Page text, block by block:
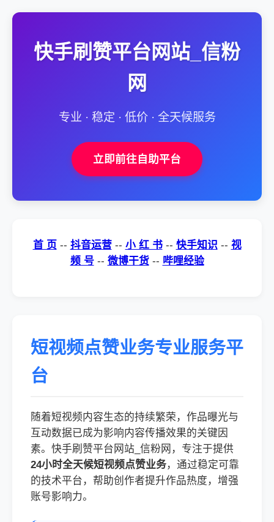
快手刷赞平台网站_信粉
网
专业 · 稳定 · 低价 · 全天候服务
立即前往自助平台
首 页 -- 抖音运营-- 小 红 书-- 快手知识 -- 视
频 号-- 微博干货-- 哔哩经验
短视频点赞业务专业服务平
台
随着短视频内容生态的持续繁荣，作品曝光与
互动数据已成为影响内容传播效果的关键因
素。快手刷赞平台网站_信粉网，专注于提供
24小时全天候短视频点赞业务，通过稳定可靠
的技术平台，帮助创作者提升作品热度，增强
账号影响力。